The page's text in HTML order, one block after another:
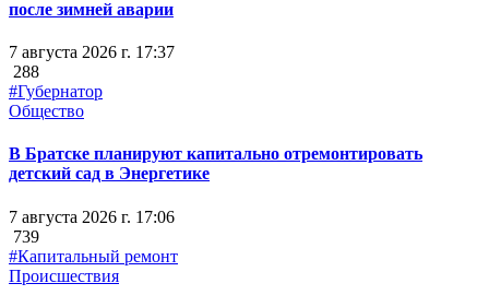
после зимней аварии
7 августа 2026 г. 17:37
288
#Губернатор
Общество
В Братске планируют капитально отремонтировать
детский сад в Энергетике
7 августа 2026 г. 17:06
739
#Капитальный ремонт
Происшествия